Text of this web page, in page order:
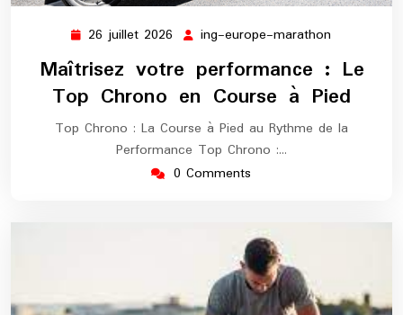
26 juillet 2026 26
2026
ing-europe-marathon
europe-
marathon
Maîtrisez votre performance : Le
Top Chrono en Course à Pied
Top Chrono : La Course à Pied au Rythme de la
Performance Top Chrono :…
0 Comments